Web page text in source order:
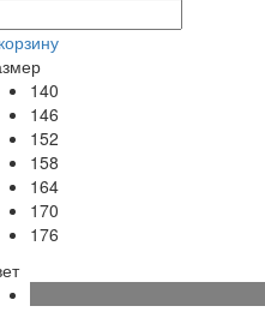
140
146
152
158
164
170
176